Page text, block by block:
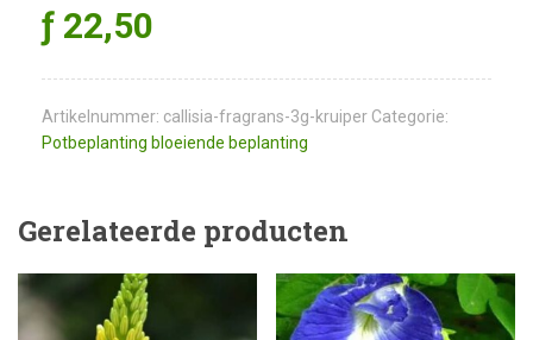
ƒ 22,50
Artikelnummer: callisia-fragrans-3g-kruiper Categorie:
Potbeplanting bloeiende beplanting
Gerelateerde producten